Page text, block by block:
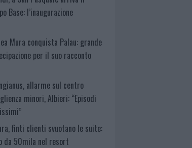
Base: l’inaugurazione
Mura conquista Palau: grande
per il suo racconto
allarme sul centro
minori, Albieri: “Episodi
finti clienti svuotano le suite:
da 50mila nel resort